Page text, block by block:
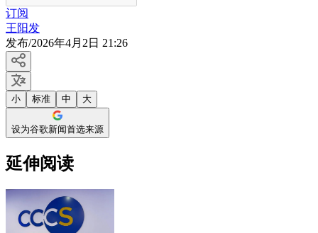
订阅
王阳发
发布/2026年4月2日 21:26
小 标准 中 大
设为谷歌新闻首选来源
延伸阅读